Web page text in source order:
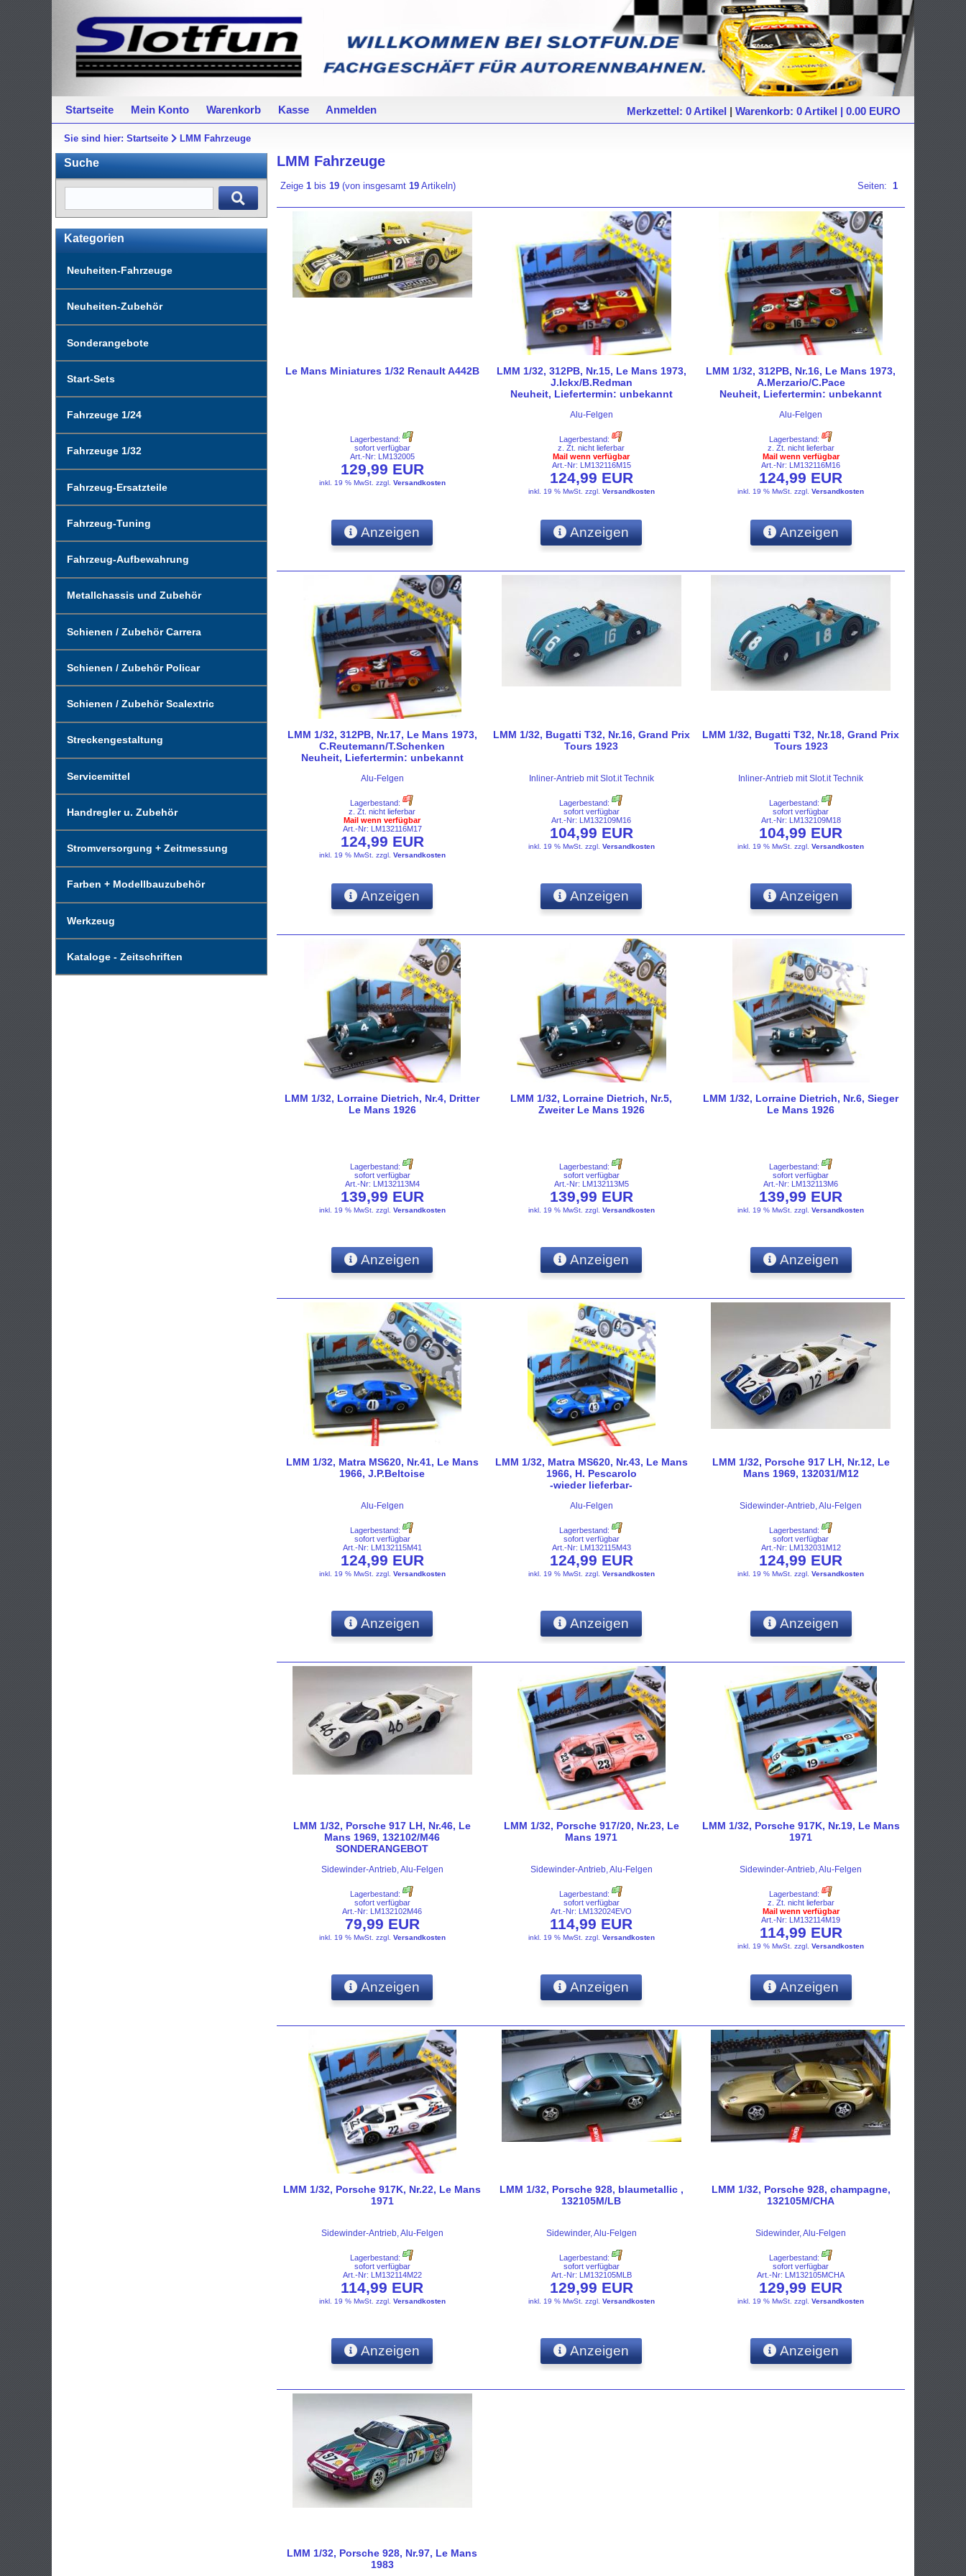
Startseite Mein Konto Warenkorb Kasse Anmelden Merkzettel: 0 Artikel | Warenkorb: 0 Artikel | 0.00 EURO
Sie sind hier:Startseite LMM Fahrzeuge
Suche
Kategorien
Neuheiten-Fahrzeuge
Neuheiten-Zubehör
Sonderangebote
Start-Sets
Fahrzeuge 1/24
Fahrzeuge 1/32
Fahrzeug-Ersatzteile
Fahrzeug-Tuning
Fahrzeug-Aufbewahrung
Metallchassis und Zubehör
Schienen / Zubehör Carrera
Schienen / Zubehör Policar
Schienen / Zubehör Scalextric
Streckengestaltung
Servicemittel
Handregler u. Zubehör
Stromversorgung + Zeitmessung
Farben + Modellbauzubehör
Werkzeug
Kataloge - Zeitschriften
LMM Fahrzeuge
Zeige1 bis19 (von insgesamt19 Artikeln) Seiten:1
Le Mans Miniatures 1/32 Renault A442B
Lagerbestand:
sofort verfügbar
Art.-Nr: LM132005
129,99 EUR
inkl. 19 % MwSt. zzgl. Versandkosten
Anzeigen
LMM 1/32, 312PB, Nr.15, Le Mans 1973,
J.Ickx/B.Redman
Neuheit, Liefertermin: unbekannt
Alu-Felgen
Lagerbestand:
z. Zt. nicht lieferbar
Mail wenn verfügbar
Art.-Nr: LM132116M15
124,99 EUR
inkl. 19 % MwSt. zzgl. Versandkosten
Anzeigen
LMM 1/32, 312PB, Nr.16, Le Mans 1973,
A.Merzario/C.Pace
Neuheit, Liefertermin: unbekannt
Alu-Felgen
Lagerbestand:
z. Zt. nicht lieferbar
Mail wenn verfügbar
Art.-Nr: LM132116M16
124,99 EUR
inkl. 19 % MwSt.zzgl.Versandkosten
Anzeigen
LMM 1/32, 312PB, Nr.17, Le Mans 1973,
C.Reutemann/T.Schenken
Neuheit, Liefertermin: unbekannt
Alu-Felgen
Lagerbestand:
z. Zt. nicht lieferbar
Mail wenn verfügbar
Art.-Nr: LM132116M17
124,99 EUR
inkl. 19 % MwSt. zzgl. Versandkosten
Anzeigen
LMM 1/32, Bugatti T32, Nr.16, Grand Prix
Tours 1923
Inliner-Antrieb mit Slot.it Technik
Lagerbestand:
sofort verfügbar
Art.-Nr: LM132109M16
104,99 EUR
inkl. 19 % MwSt. zzgl. Versandkosten
Anzeigen
LMM 1/32, Bugatti T32, Nr.18, Grand Prix
Tours 1923
Inliner-Antrieb mit Slot.it Technik
Lagerbestand:
sofort verfügbar
Art.-Nr: LM132109M18
104,99 EUR
inkl. 19 % MwSt.zzgl.Versandkosten
Anzeigen
LMM 1/32, Lorraine Dietrich, Nr.4, Dritter
Le Mans 1926
Lagerbestand:
sofort verfügbar
Art.-Nr: LM132113M4
139,99 EUR
inkl. 19 % MwSt. zzgl. Versandkosten
Anzeigen
LMM 1/32, Lorraine Dietrich, Nr.5,
Zweiter Le Mans 1926
Lagerbestand:
sofort verfügbar
Art.-Nr: LM132113M5
139,99 EUR
inkl. 19 % MwSt. zzgl. Versandkosten
Anzeigen
LMM 1/32, Lorraine Dietrich, Nr.6, Sieger
Le Mans 1926
Lagerbestand:
sofort verfügbar
Art.-Nr: LM132113M6
139,99 EUR
inkl. 19 % MwSt.zzgl.Versandkosten
Anzeigen
LMM 1/32, Matra MS620, Nr.41, Le Mans
1966, J.P.Beltoise
Alu-Felgen
Lagerbestand:
sofort verfügbar
Art.-Nr: LM132115M41
124,99 EUR
inkl. 19 % MwSt. zzgl. Versandkosten
Anzeigen
LMM 1/32, Matra MS620, Nr.43, Le Mans
1966, H. Pescarolo
-wieder lieferbar-
Alu-Felgen
Lagerbestand:
sofort verfügbar
Art.-Nr: LM132115M43
124,99 EUR
inkl. 19 % MwSt. zzgl. Versandkosten
Anzeigen
LMM 1/32, Porsche 917 LH, Nr.12, Le
Mans 1969, 132031/M12
Sidewinder-Antrieb, Alu-Felgen
Lagerbestand:
sofort verfügbar
Art.-Nr: LM132031M12
124,99 EUR
inkl. 19 % MwSt.zzgl.Versandkosten
Anzeigen
LMM 1/32, Porsche 917 LH, Nr.46, Le
Mans 1969, 132102/M46
SONDERANGEBOT
Sidewinder-Antrieb, Alu-Felgen
Lagerbestand:
sofort verfügbar
Art.-Nr: LM132102M46
79,99 EUR
inkl. 19 % MwSt. zzgl. Versandkosten
Anzeigen
LMM 1/32, Porsche 917/20, Nr.23, Le
Mans 1971
Sidewinder-Antrieb, Alu-Felgen
Lagerbestand:
sofort verfügbar
Art.-Nr: LM132024EVO
114,99 EUR
inkl. 19 % MwSt. zzgl. Versandkosten
Anzeigen
LMM 1/32, Porsche 917K, Nr.19, Le Mans
1971
Sidewinder-Antrieb, Alu-Felgen
Lagerbestand:
z. Zt. nicht lieferbar
Mail wenn verfügbar
Art.-Nr: LM132114M19
114,99 EUR
inkl. 19 % MwSt.zzgl.Versandkosten
Anzeigen
LMM 1/32, Porsche 917K, Nr.22, Le Mans
1971
Sidewinder-Antrieb, Alu-Felgen
Lagerbestand:
sofort verfügbar
Art.-Nr: LM132114M22
114,99 EUR
inkl. 19 % MwSt. zzgl. Versandkosten
Anzeigen
LMM 1/32, Porsche 928, blaumetallic ,
132105M/LB
Sidewinder, Alu-Felgen
Lagerbestand:
sofort verfügbar
Art.-Nr: LM132105MLB
129,99 EUR
inkl. 19 % MwSt. zzgl. Versandkosten
Anzeigen
LMM 1/32, Porsche 928, champagne,
132105M/CHA
Sidewinder, Alu-Felgen
Lagerbestand:
sofort verfügbar
Art.-Nr: LM132105MCHA
129,99 EUR
inkl. 19 % MwSt.zzgl.Versandkosten
Anzeigen
LMM 1/32, Porsche 928, Nr.97, Le Mans
1983